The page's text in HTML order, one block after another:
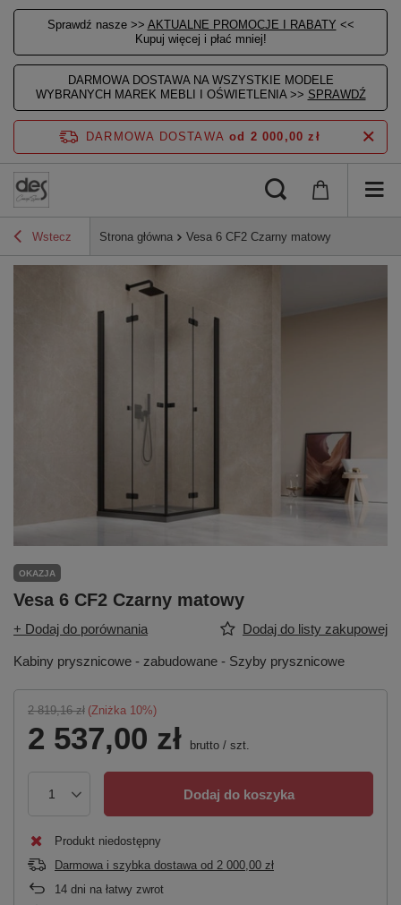
Sprawdź nasze >> AKTUALNE PROMOCJE I RABATY <<
Kupuj więcej i płać mniej!
DARMOWA DOSTAWA NA WSZYSTKIE MODELE
WYBRANYCH MAREK MEBLI I OŚWIETLENIA >> SPRAWDŹ
DARMOWA DOSTAWA od 2 000,00 zł
Wstecz Strona główna Vesa 6 CF2 Czarny matowy
OKAZJA
Vesa 6 CF2 Czarny matowy
+ Dodaj do porównania Dodaj do listy zakupowej
Kabiny prysznicowe - zabudowane - Szyby prysznicowe
2 819,16 zł (Zniżka 10%)
2 537,00 zł brutto / szt.
Dodaj do koszyka
Produkt niedostępny
Darmowa i szybka dostawa od 2 000,00 zł
14 dni na łatwy zwrot